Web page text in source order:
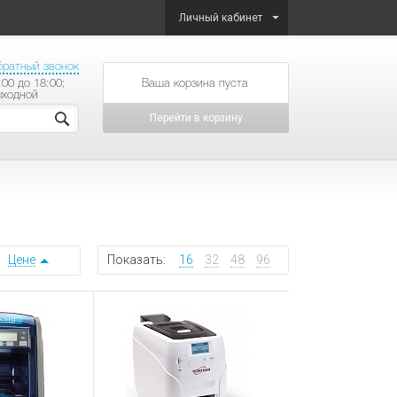
Личный кабинет
звонок
до 18:00;
товаров на сумму
Перейти в корзину
Показать: 16 32 48 96
Цене